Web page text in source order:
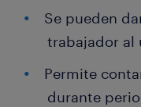
Se pueden
trabajador al
Permite
durante